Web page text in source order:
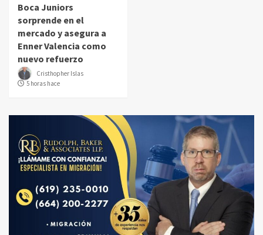
Boca Juniors
sorprende en el
mercado y asegura a
Enner Valencia como
nuevo refuerzo
Cristhopher Islas
5 horas hace